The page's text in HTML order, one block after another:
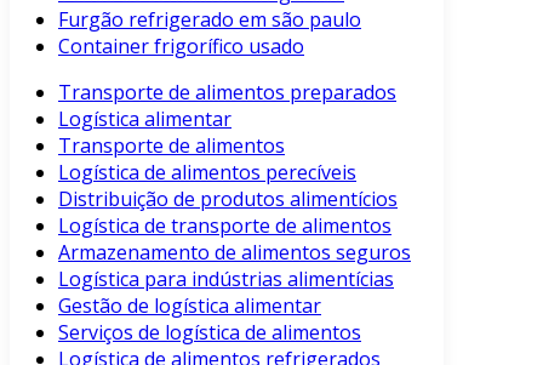
Furgão refrigerado em são paulo
Container frigorífico usado
Transporte de alimentos preparados
Logística alimentar
Transporte de alimentos
Logística de alimentos perecíveis
Distribuição de produtos alimentícios
Logística de transporte de alimentos
Armazenamento de alimentos seguros
Logística para indústrias alimentícias
Gestão de logística alimentar
Serviços de logística de alimentos
Logística de alimentos refrigerados